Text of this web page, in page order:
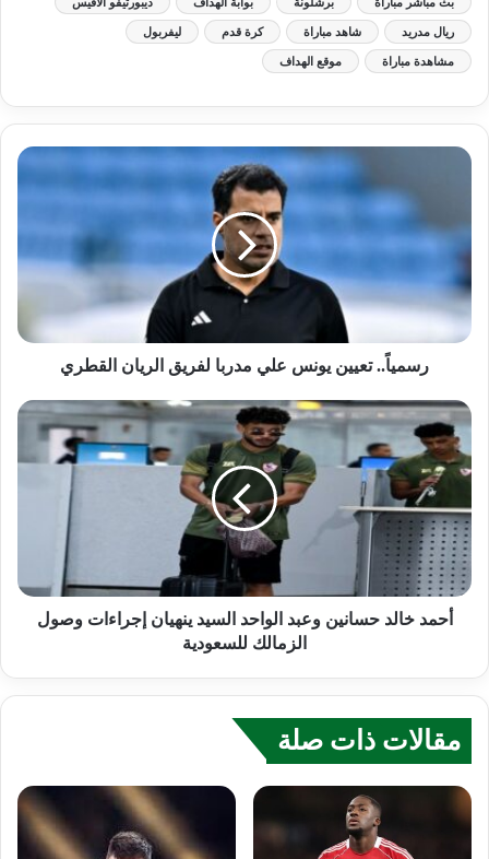
ريال مدريد شاهد مباراة كرة قدم ليفربول
مشاهدة مباراة موقع الهداف
رسمياً.. تعيين يونس علي مدربا لفريق الريان القطري
أحمد خالد حسانين وعبد الواحد السيد ينهيان إجراءات وصول
الزمالك للسعودية
مقالات ذات صلة